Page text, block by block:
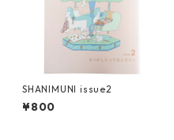
SHANIMUNI issue2
¥800